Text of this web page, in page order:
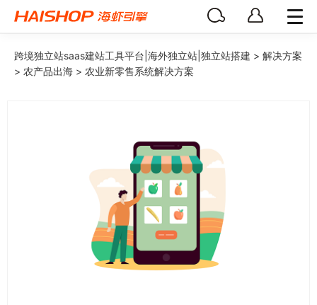
跨境独立站saas建站工具平台|海外独立站|独立站搭建 > 解决方案
> 农产品出海 > 农业新零售系统解决方案